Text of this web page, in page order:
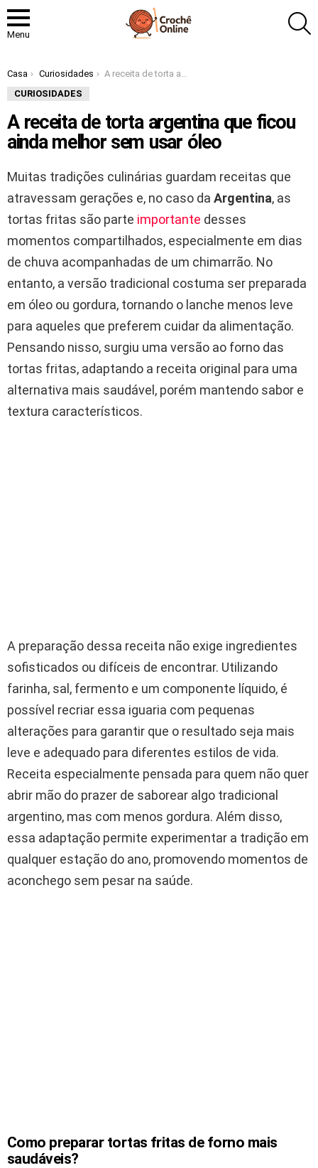
Menu
Você está aqui:
Casa Curiosidades
A receita de torta argentina que ficou ainda melhor sem usar óleo
CURIOSIDADES
A receita de torta argentina que ficou
ainda melhor sem usar óleo
Muitas tradições culinárias guardam receitas que
atravessam gerações e, no caso da Argentina, as
tortas fritas são parte importante desses
momentos compartilhados, especialmente em dias
de chuva acompanhadas de um chimarrão. No
entanto, a versão tradicional costuma ser preparada
em óleo ou gordura, tornando o lanche menos leve
para aqueles que preferem cuidar da alimentação.
Pensando nisso, surgiu uma versão ao forno das
tortas fritas, adaptando a receita original para uma
alternativa mais saudável, porém mantendo sabor e
textura característicos.
A preparação dessa receita não exige ingredientes
sofisticados ou difíceis de encontrar. Utilizando
farinha, sal, fermento e um componente líquido, é
possível recriar essa iguaria com pequenas
alterações para garantir que o resultado seja mais
leve e adequado para diferentes estilos de vida.
Receita especialmente pensada para quem não quer
abrir mão do prazer de saborear algo tradicional
argentino, mas com menos gordura. Além disso,
essa adaptação permite experimentar a tradição em
qualquer estação do ano, promovendo momentos de
aconchego sem pesar na saúde.
Como preparar tortas fritas de forno mais
saudáveis?